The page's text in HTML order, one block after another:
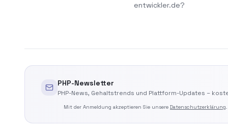
entwickler.de?
PHP-Newsletter
PHP-News, Gehaltstrends und Plattform-Updates –
Mit der Anmeldung akzeptieren Sie unsere Datenschutzerklärung.